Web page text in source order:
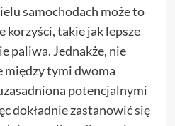
samochodach może to
korzyści, takie jak lepsze
paliwa. Jednakże, nie
między tymi dwoma
potencjalnymi
dokładnie zastanowić się